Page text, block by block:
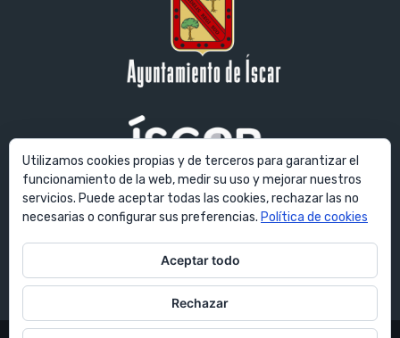
© Ayuntamiento de Íscar. Todos los derechos reservados. Plaza
ayuntamiento@villadeiscar.es
Utilizamos cookies propias y de terceros para garantizar el
funcionamiento de la web, medir su uso y mejorar nuestros
servicios. Puede aceptar todas las cookies, rechazar las no
necesarias o configurar sus preferencias. Política de cookies
Aceptar todo
Rechazar